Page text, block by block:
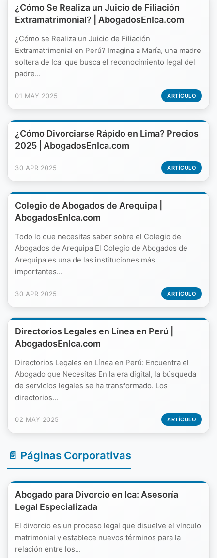
¿Cómo Se Realiza un Juicio de Filiación
Extramatrimonial? | AbogadosEnIca.com
¿Cómo se Realiza un Juicio de Filiación
Extramatrimonial en Perú? Imagina a María, una madre
soltera de Ica, que busca el reconocimiento legal del
padre...
01 MAY 2025 ARTÍCULO
¿Cómo Divorciarse Rápido en Lima? Precios
2025 | AbogadosEnIca.com
30 APR 2025 ARTÍCULO
Colegio de Abogados de Arequipa |
AbogadosEnIca.com
Todo lo que necesitas saber sobre el Colegio de
Abogados de Arequipa El Colegio de Abogados de
Arequipa es una de las instituciones más
importantes...
30 APR 2025 ARTÍCULO
Directorios Legales en Línea en Perú |
AbogadosEnIca.com
Directorios Legales en Línea en Perú: Encuentra el
Abogado que Necesitas En la era digital, la búsqueda
de servicios legales se ha transformado. Los
directorios...
02 MAY 2025 ARTÍCULO
📄 Páginas Corporativas
Abogado para Divorcio en Ica: Asesoría
Legal Especializada
El divorcio es un proceso legal que disuelve el vínculo
matrimonial y establece nuevos términos para la
relación entre los...